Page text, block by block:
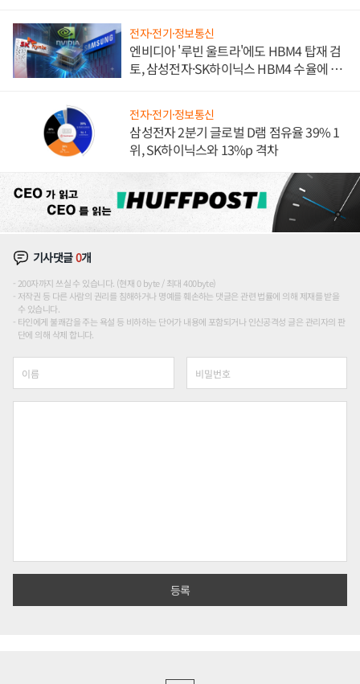
전자·전기·정보통신
엔비디아 '루빈 울트라'에도 HBM4 탑재 검
토, 삼성전자·SK하이닉스 HBM4 수율에 주
전자·전기·정보통신
삼성전자 2분기 글로벌 D램 점유율 39% 1
위, SK하이닉스와 13%p 격차
기사댓글0개
200자까지 쓰실 수 있습니다. (현재 0 byte / 최대 400byte)
저작권 등 다른 사람의 권리를 침해하거나 명예를 훼손하는 댓글은 관련 법률에 의해 제재를 받을
수 있습니다.
타인에게 불쾌감을 주는 욕설 등 비하하는 단어가 내용에 포함되거나 인신공격성 글은 관리자의 판
단에 의해 삭제 합니다.